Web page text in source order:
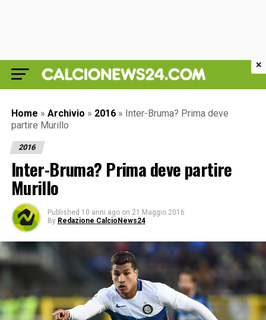
Home » Archivio » 2016 » Inter-Bruma? Prima deve
partire Murillo
2016
Inter-Bruma? Prima deve partire
Murillo
Published 10 anni ago on 21 Maggio 2016
By Redazione CalcioNews24
×